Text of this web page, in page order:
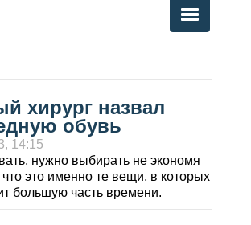
хирург назвал
обувь
14:15
нужно выбирать не экономя
это именно те вещи, в которых
большую часть времени.